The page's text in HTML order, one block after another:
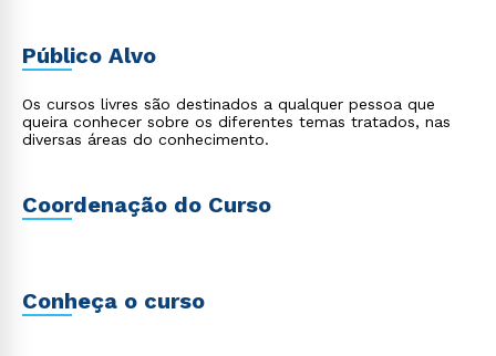
Público Alvo
Os cursos livres são destinados a qualquer pessoa que
queira conhecer sobre os diferentes temas tratados, nas
diversas áreas do conhecimento.
Coordenação do Curso
Conheça o curso